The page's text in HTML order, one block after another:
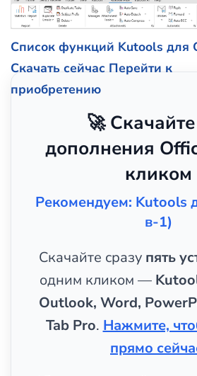
Список функций Kutools для
Скачать сейчас Перейти к
приобретению
🚀
дополнения
кликом
Рекомендуем: Kutools
в-1)
Скачайте сразу пять
одним кликом —
Outlook, Word,
Tab Pro. Нажмите,
прямо